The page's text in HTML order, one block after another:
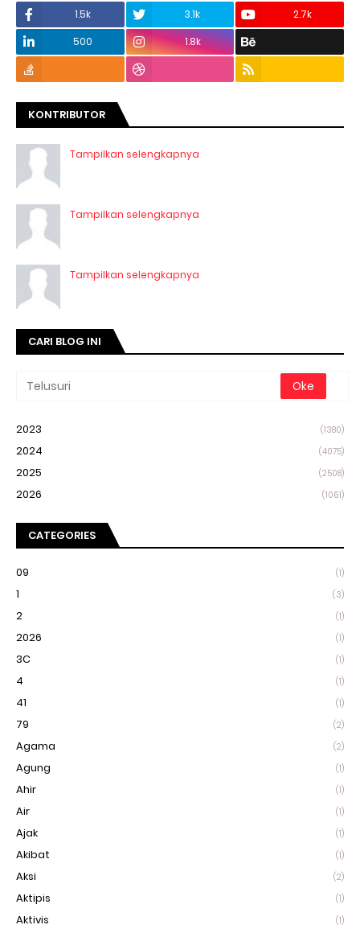
1.5k 3.1k
2.7k
500
1.8k
KONTRIBUTOR
Tampilkan selengkapnya
Tampilkan selengkapnya
Tampilkan selengkapnya
CARI BLOG INI
2023 (1380)
2024 (4075)
2025 (2508)
2026 (1061)
CATEGORIES
09 (1)
1 (3)
2 (1)
2026 (1)
3C (1)
4 (1)
41 (1)
79 (2)
Agama (2)
Agung (1)
Ahir (1)
Air (1)
Ajak (1)
Akibat (1)
Aksi (2)
Aktipis (1)
Aktivis (1)